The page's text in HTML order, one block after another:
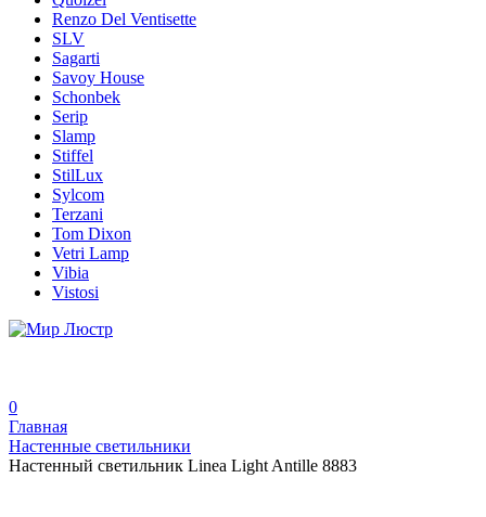
Renzo Del Ventisette
SLV
Sagarti
Savoy House
Schonbek
Serip
Slamp
Stiffel
StilLux
Sylcom
Terzani
Tom Dixon
Vetri Lamp
Vibia
Vistosi
0
Главная
Настенные светильники
Настенный светильник Linea Light Antille 8883